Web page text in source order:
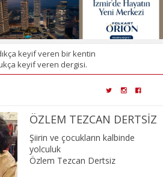
keyif veren bir kentin
keyif veren dergisi.
ÖZLEM TEZCAN DERTSİZ
Şiirin ve çocukların kalbinde
yolculuk
Özlem Tezcan Dertsiz